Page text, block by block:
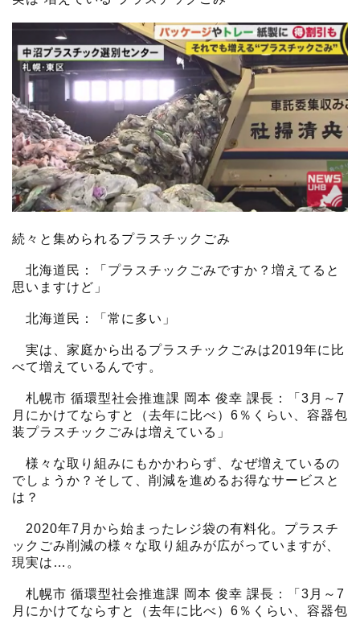
続々と集められるプラスチックごみ
北海道民：「プラスチックごみですか？増えてると
思いますけど」
北海道民：「常に多い」
実は、家庭から出るプラスチックごみは2019年に比
べて増えているんです。
札幌市 循環型社会推進課 岡本 俊幸 課長：「3月～7
月にかけてならすと（去年に比べ）6％くらい、容器包
装プラスチックごみは増えている」
様々な取り組みにもかかわらず、なぜ増えているの
でしょうか？そして、削減を進めるお得なサービスと
は？
2020年7月から始まったレジ袋の有料化。プラスチ
ックごみ削減の様々な取り組みが広がっていますが、
現実は…。
札幌市 循環型社会推進課 岡本 俊幸 課長：「3月～7
月にかけてならすと（去年に比べ）6％くらい、容器包